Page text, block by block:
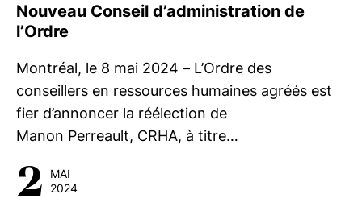
Nouveau Conseil d’administration de
l’Ordre
Montréal, le 8 mai 2024 – L’Ordre des
conseillers en ressources humaines agréés est
fier d’annoncer la réélection de
Manon Perreault, CRHA, à titre…
2
MAI
2024